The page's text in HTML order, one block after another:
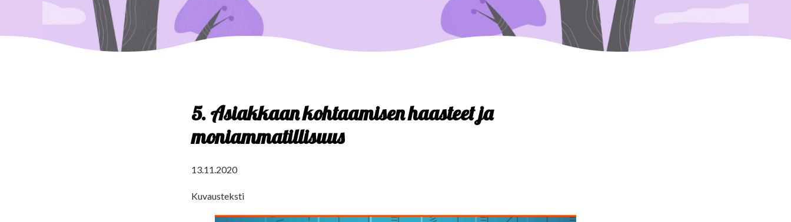
5. Asiakkaan kohtaamisen haasteet ja
moniammatillisuus
13.11.2020
Kuvausteksti